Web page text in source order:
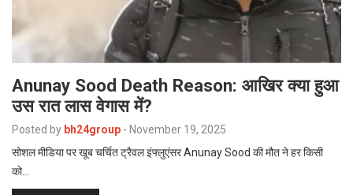
Anunay Sood Death Reason: आखिर क्या हुआ
उस रात लास वेगास में?
Posted by bh24group - November 19, 2025
सोशल मीडिया पर खूब चर्चित ट्रैवल इंफ्लुएंसर Anunay Sood की मौत ने हर किसी
को…
o
o
k
lt
p
i
n
e
s